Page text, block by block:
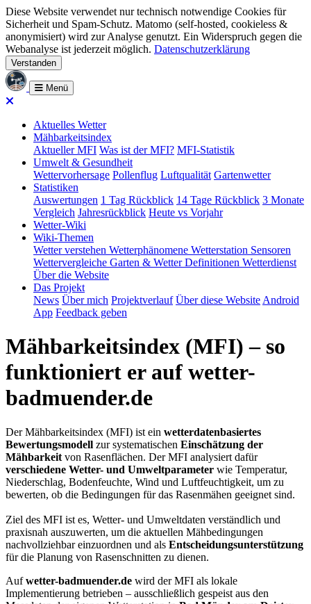
Diese Website verwendet nur technisch notwendige Cookies für
Sicherheit und Spam-Schutz. Matomo (self-hosted, cookieless &
anonymisiert) wird zur Analyse genutzt. Ein Widerspruch gegen die
Webanalyse ist jederzeit möglich. Datenschutzerklärung
Verstanden
Menü
Aktuelles Wetter
Mähbarkeitsindex
Aktueller MFI Was ist der MFI? MFI-Statistik
Umwelt & Gesundheit
Wettervorhersage Pollenflug Luftqualität Gartenwetter
Statistiken
Auswertungen 1 Tag Rückblick 14 Tage Rückblick 3 Monate
Vergleich Jahresrückblick Heute vs Vorjahr
Wetter-Wiki
Wiki-Themen
Wetter verstehen Wetterphänomene Wetterstation Sensoren
Wettervergleiche Garten & Wetter Definitionen Wetterdienst
Über die Website
Das Projekt
News Über mich Projektverlauf Über diese Website Android
App Feedback geben
Mähbarkeitsindex (MFI) – so
funktioniert er auf wetter-
badmuender.de
Der Mähbarkeitsindex (MFI) ist ein wetterdatenbasiertes
Bewertungsmodell zur systematischen Einschätzung der
Mähbarkeit von Rasenflächen. Der MFI analysiert dafür
verschiedene Wetter- und Umweltparameter wie Temperatur,
Niederschlag, Bodenfeuchte, Wind und Luftfeuchtigkeit, um zu
bewerten, ob die Bedingungen für das Rasenmähen geeignet sind.
Ziel des MFI ist es, Wetter- und Umweltdaten verständlich und
praxisnah auszuwerten, um die aktuellen Mähbedingungen
nachvollziehbar einzuordnen und als Entscheidungsunterstützung
für die Planung von Rasenschnitten zu dienen.
Aufwetter-badmuender.de wird der MFI als lokale
Implementierung betrieben – ausschließlich gespeist aus den